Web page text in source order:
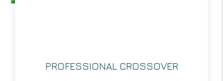
PROFESSIONAL CROSSOVER